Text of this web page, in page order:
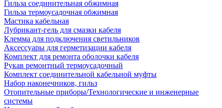
Гильза соединительная обжимная
Гильза термоусадочная обжимная
Мастика кабельная
Лубрикант-гель для смазки кабеля
Клемма для подключения светильников
Аксессуары для герметизации кабеля
Комплект для ремонта оболочки кабеля
Рукав ремонтный термоусадочный
Комплект соединительной кабельной муфты
Набор наконечников, гильз
Отопительные приборы/Технологические и инженерные
системы